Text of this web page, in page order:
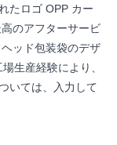
たロゴ OPP カー
のアフターサービ
ッド包装袋のデザ
生産経験により、
いては、入力して